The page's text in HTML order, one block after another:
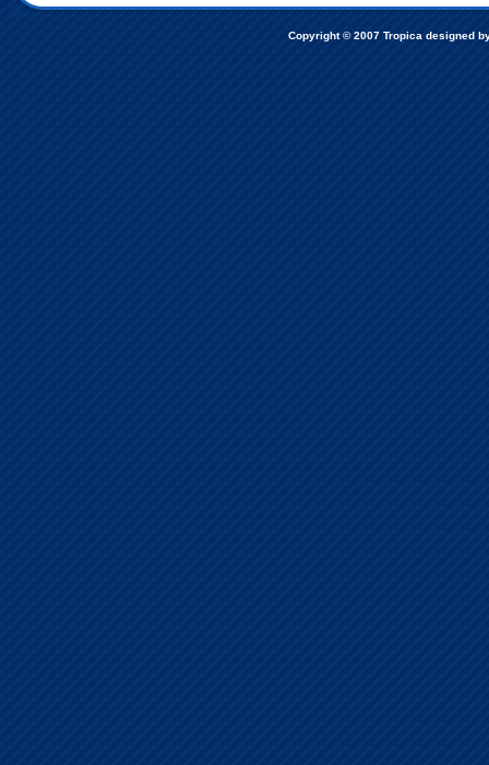
Copyright © 2007 Tropica designed